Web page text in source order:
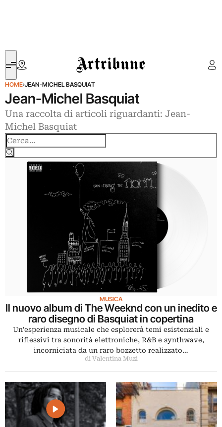
Artribune
HOME›JEAN-MICHEL BASQUIAT
Jean-Michel Basquiat
Una raccolta di articoli riguardanti: Jean-
Michel Basquiat
Cerca
MUSICA
Il nuovo album di The Weeknd con un inedito e
raro disegno di Basquiat in copertina
Un'esperienza musicale che esplorerà temi esistenziali e
riflessivi tra sonorità elettroniche, R&B e synthwave,
incorniciata da un raro bozzetto realizzato…
di Valentina Muzi